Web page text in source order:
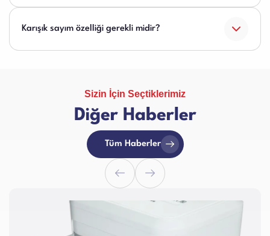
Karışık sayım özelliği gerekli midir?
Sizin İçin Seçtiklerimiz
Diğer Haberler
Tüm Haberler